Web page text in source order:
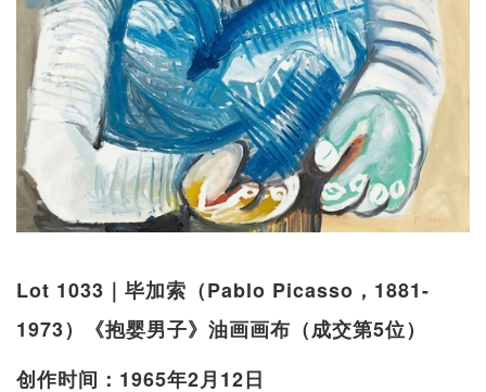
Lot 1033｜毕加索（Pablo Picasso，1881-
1973）《抱婴男子》油画画布（成交第5位）
创作时间：1965年2月12日